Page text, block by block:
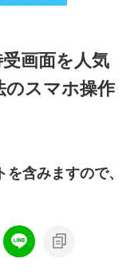
画面を人気
のスマホ操作
含みますので、